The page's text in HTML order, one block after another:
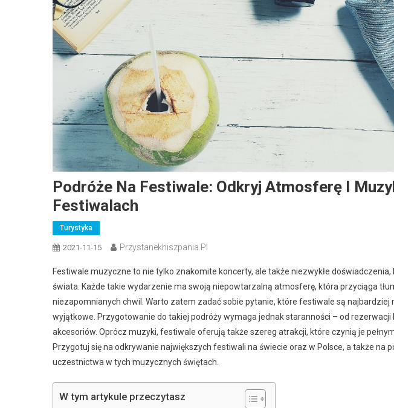
Podróże Na Festiwale: Odkryj Atmosferę I
Festiwalach
Turystyka
2021-11-15 Przystanekhiszpania.pl
Festiwale muzyczne to nie tylko znakomite koncerty, ale także niezwykłe
świata. Każde takie wydarzenie ma swoją niepowtarzalną atmosferę, która przyciąga
niezapomnianych chwil. Warto zatem zadać sobie pytanie, które festiwale są najbardziej
wyjątkowe. Przygotowanie do takiej podróży wymaga jednak staranności – od
akcesoriów. Oprócz muzyki, festiwale oferują także szereg atrakcji, które czynią je
Przygotuj się na odkrywanie największych festiwali na świecie oraz w Polsce, a także na
uczestnictwa w tych muzycznych świętach.
W tym artykule przeczytasz